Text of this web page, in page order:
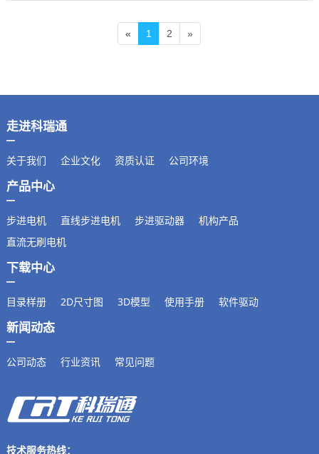
« 1 2 »
走进科瑞通
关于我们 企业文化 资质认证 公司环境
产品中心
步进电机 直线步进电机 步进驱动器
机构产品
直流无刷电机
下载中心
目录样册 2D尺寸图 3D模型 使用手册 软件驱动
新闻动态
公司动态 行业资讯 常见问题
技术服务热线：